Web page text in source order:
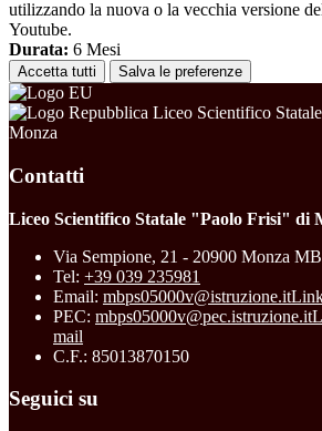
utilizzando la nuova o la vecchia versione
Youtube.
Durata: 6 Mesi
Accetta tutti Salva le preferenze
Liceo Scientifico
Monza
Contatti
Liceo Scientifico Statale "Paolo Frisi" di
Via Sempione, 21 - 20900 Monza MB
Tel: +39 039 235981
Email: mbps05000v@istruzione.it
PEC: mbps05000v@pec.istruzione.it
mail
C.F.: 85013870150
Seguici su